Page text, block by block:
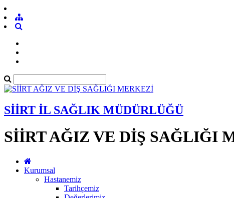
SİİRT İL SAĞLIK MÜDÜRLÜĞÜ
SİİRT AĞIZ VE DİŞ SAĞLIĞI
Kurumsal
Hastanemiz
Tarihçemiz